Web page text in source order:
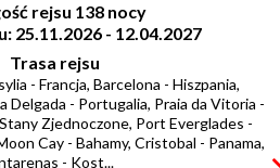
rejsu 138 nocy
25.11.2026 - 12.04.2027
Trasa rejsu
- Francja, Barcelona - Hiszpania,
Delgada - Portugalia, Praia da Vitoria -
Zjednoczone, Port Everglades -
Cay - Bahamy, Cristobal - Panama,
- Kost...